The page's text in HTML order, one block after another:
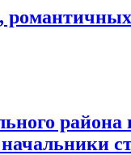
района